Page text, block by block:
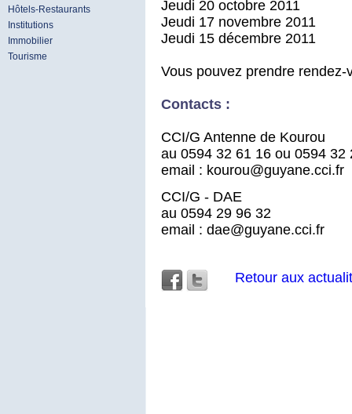
Hôtels-Restaurants
Institutions
Immobilier
Tourisme
Jeudi 20 octobre 2011
Jeudi 17 novembre 2011
Jeudi 15 décembre 2011
Vous pouvez prendre
Contacts :
CCI/G
au 0594 32 61 16
email :
CCI/G - DAE
au 0594 29 96 32
email : dae@guyane.cci.fr
Retour aux